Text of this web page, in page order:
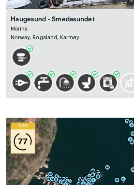
Haugesund - Smedasundet
Marina
Norway, Rogaland, Karmøy
Wind
77